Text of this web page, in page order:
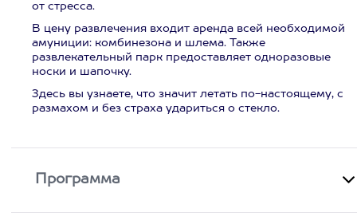
от стресса.
В цену развлечения входит аренда всей необходимой
амуниции: комбинезона и шлема. Также
развлекательный парк предоставляет одноразовые
носки и шапочку.
Здесь вы узнаете, что значит летать по-настоящему, с
размахом и без страха удариться о стекло.
Программа